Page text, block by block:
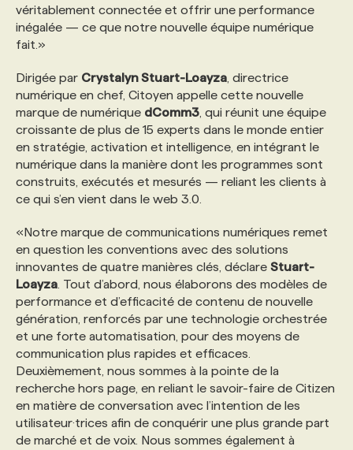
FAQ
ANNONCEZ AVEC NOUS
véritablement connectée et offrir une performance
inégalée — ce que notre nouvelle équipe numérique
fait.»
Dirigée par Crystalyn Stuart-Loayza , directrice
numérique en chef, Citoyen appelle cette nouvelle
marque de numérique dComm3 , qui réunit une équipe
croissante de plus de 15 experts dans le monde entier
en stratégie, activation et intelligence, en intégrant le
numérique dans la manière dont les programmes sont
construits, exécutés et mesurés — reliant les clients à
ce qui s’en vient dans le web 3.0.
«Notre marque de communications numériques remet
en question les conventions avec des solutions
innovantes de quatre manières clés, déclare Stuart-
Loayza . Tout d’abord, nous élaborons des modèles de
performance et d’efficacité de contenu de nouvelle
génération, renforcés par une technologie orchestrée
et une forte automatisation, pour des moyens de
communication plus rapides et efficaces.
Deuxièmement, nous sommes à la pointe de la
recherche hors page, en reliant le savoir-faire de Citizen
en matière de conversation avec l’intention de les
utilisateur·trices afin de conquérir une plus grande part
de marché et de voix. Nous sommes également à